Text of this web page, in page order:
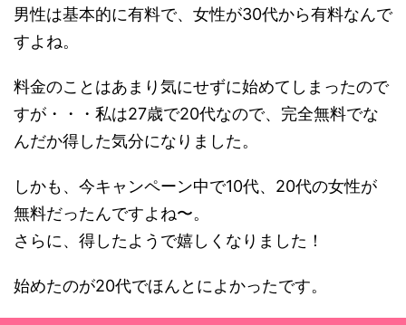
男性は基本的に有料で、女性が30代から有料なんで
すよね。
料金のことはあまり気にせずに始めてしまったので
すが・・・私は27歳で20代なので、完全無料でな
んだか得した気分になりました。
しかも、今キャンペーン中で10代、20代の女性が
無料だったんですよね〜。
さらに、得したようで嬉しくなりました！
始めたのが20代でほんとによかったです。